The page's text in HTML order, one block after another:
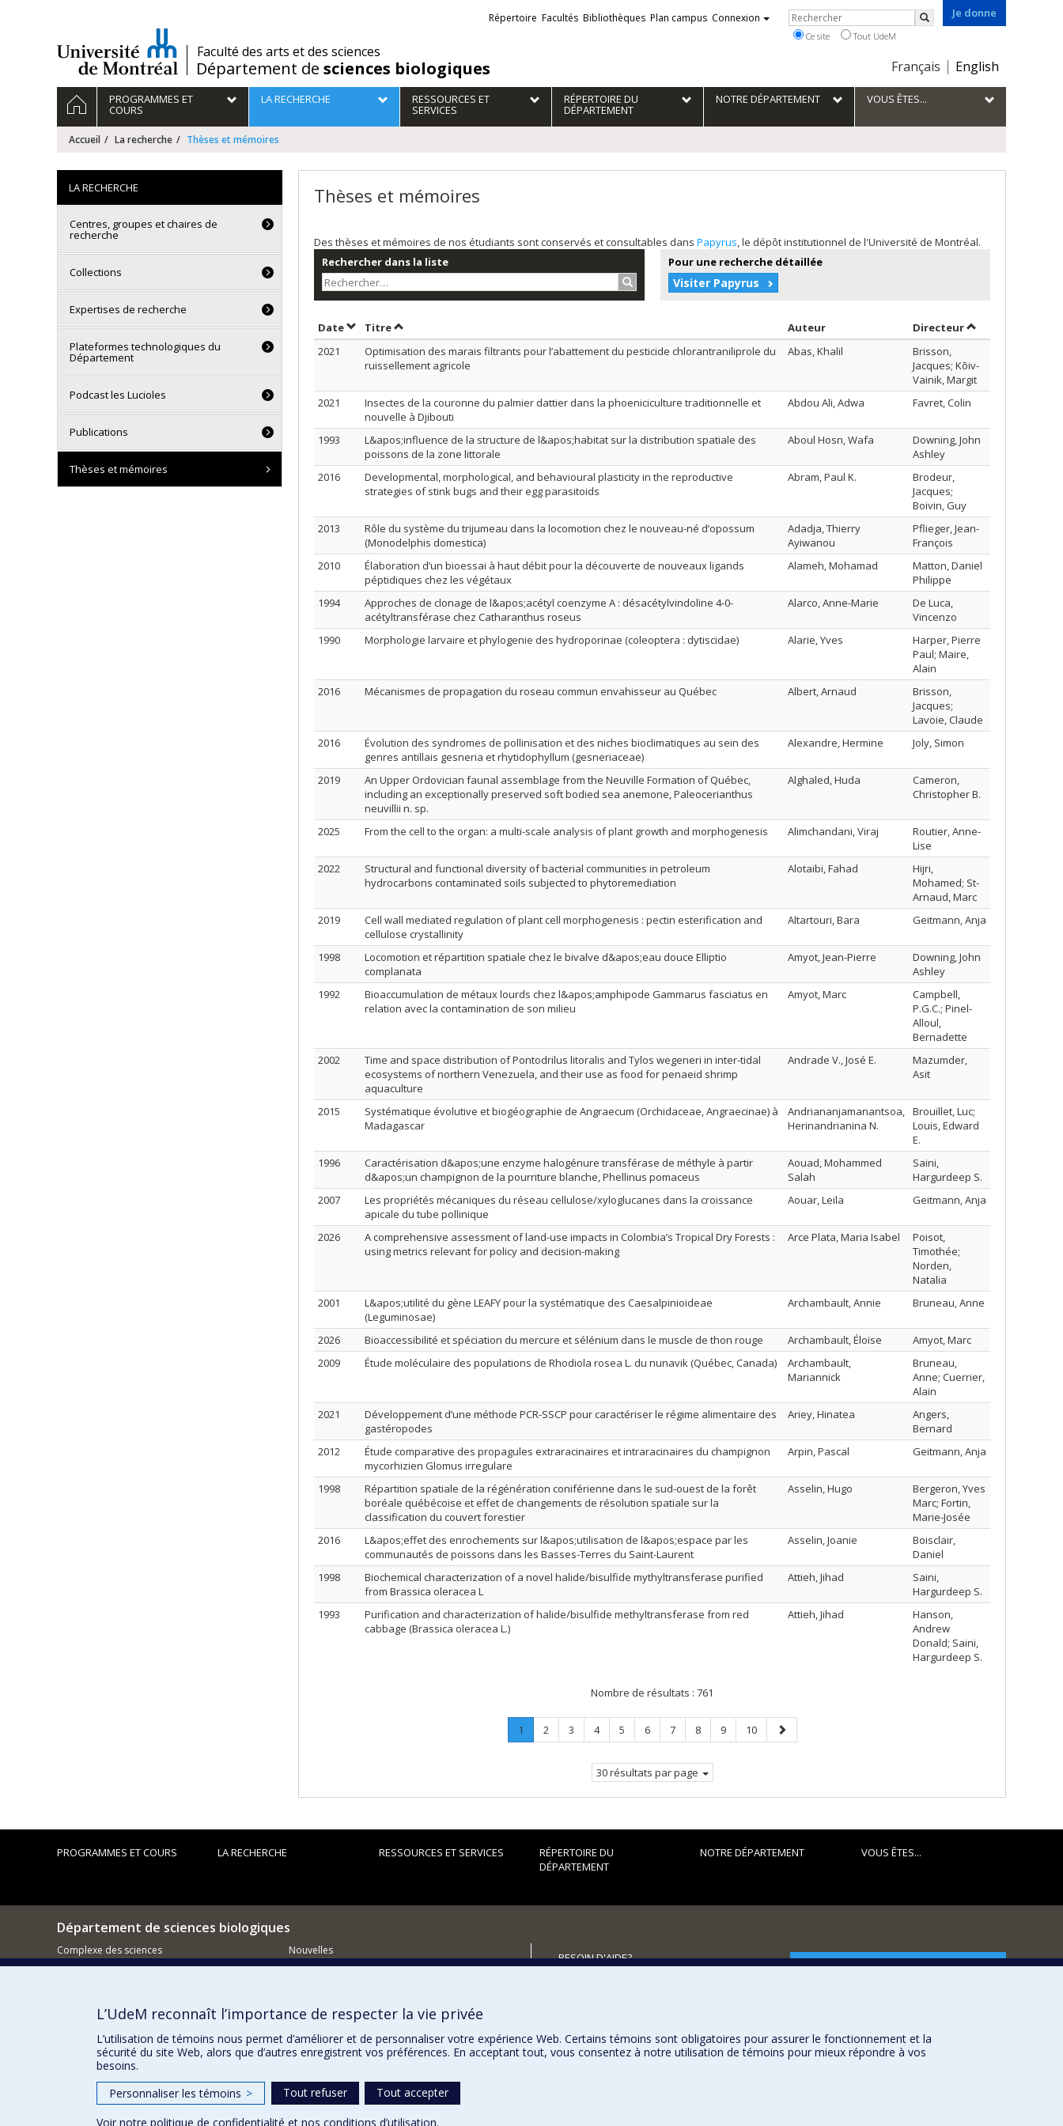
/Faculté des arts et des sciences
Département de sciences biologiques
Je donne
Choix
la
langue
Français English
Liens
externes
Répertoire Facultés Bibliothèques Plan campus Connexion Rechercher
Rechercher
Ce site Tout UdeM
Navigation
principale
ACCUEILPROGRAMMES ET
COURS
LA RECHERCHE RESSOURCES ET
SERVICES
RÉPERTOIRE DU
DÉPARTEMENT
NOTRE DÉPARTEMENT VOUS ÊTES...
Accueil La recherche Thèses et mémoires
Thèses et mémoires
Des thèses et mémoires de nos étudiants sont conservés et consultables dans Papyrus, le dépôt institutionnel de l'Université de Montréal.
Rechercher dans la liste
Rechercher…
Pour une recherche détaillée
Visiter Papyrus
DateTrier par date en ordre croissant
TitreTrier par titre en ordre croissant Auteur Trier par auteur en ordre croissant
Directeurpar contributeur
2021
Optimisation des marais filtrants pour l’abattement du pesticide chlorantraniliprole du
ruissellement agricole
Abas, Khalil
Brisson,
Jacques; Kõiv-
Vainik, Margit
2021
Insectes de la couronne du palmier dattier dans la phoeniciculture traditionnelle et
nouvelle à Djibouti
Abdou Ali, Adwa Favret, Colin
1993
L&apos;influence de la structure de l&apos;habitat sur la distribution spatiale des
poissons de la zone littorale
Aboul Hosn, Wafa
Downing, John
Ashley
2016
Developmental, morphological, and behavioural plasticity in the reproductive
strategies of stink bugs and their egg parasitoids
Abram, Paul K.
Brodeur,
Jacques;
Boivin, Guy
2013
Rôle du système du trijumeau dans la locomotion chez le nouveau-né d’opossum
(Monodelphis domestica)
Adadja, Thierry
Ayiwanou
Pflieger, Jean-
François
2010
Élaboration d’un bioessai à haut débit pour la découverte de nouveaux ligands
péptidiques chez les végétaux
Alameh, Mohamad
Matton, Daniel
Philippe
1994
Approches de clonage de l&apos;acétyl coenzyme A : désacétylvindoline 4-0-
acétyltransférase chez Catharanthus roseus
Alarco, Anne-Marie
De Luca,
Vincenzo
1990
Morphologie larvaire et phylogenie des hydroporinae (coleoptera : dytiscidae) Alarie, Yves
Harper, Pierre
Paul; Maire,
Alain
2016
Mécanismes de propagation du roseau commun envahisseur au Québec Albert, Arnaud
Brisson,
Jacques;
Lavoie, Claude
2016
Évolution des syndromes de pollinisation et des niches bioclimatiques au sein des
genres antillais gesneria et rhytidophyllum (gesneriaceae)
Alexandre, Hermine Joly, Simon
2019
An Upper Ordovician faunal assemblage from the Neuville Formation of Québec,
including an exceptionally preserved soft bodied sea anemone, Paleocerianthus
neuvillii n. sp.
Alghaled, Huda
Cameron,
Christopher B.
2025 From the cell to the organ: a multi-scale analysis of plant growth and morphogenesis Alimchandani, Viraj
Routier, Anne-
Lise
2022
Structural and functional diversity of bacterial communities in petroleum
hydrocarbons contaminated soils subjected to phytoremediation
Alotaibi, Fahad
Hijri,
Mohamed; St-
Arnaud, Marc
2019
Cell wall mediated regulation of plant cell morphogenesis : pectin esterification and
cellulose crystallinity
Altartouri, Bara Geitmann, Anja
1998
Locomotion et répartition spatiale chez le bivalve d&apos;eau douce Elliptio
complanata
Amyot, Jean-Pierre
Downing, John
Ashley
1992
Bioaccumulation de métaux lourds chez l&apos;amphipode Gammarus fasciatus en
relation avec la contamination de son milieu
Amyot, Marc
Campbell,
P.G.C.; Pinel-
Alloul,
Bernadette
2002
Time and space distribution of Pontodrilus litoralis and Tylos wegeneri in inter-tidal
ecosystems of northern Venezuela, and their use as food for penaeid shrimp
aquaculture
Andrade V., José E.
Mazumder,
Asit
2015
Systématique évolutive et biogéographie de Angraecum (Orchidaceae, Angraecinae) à
Madagascar
Andriananjamanantsoa,
Herinandrianina N.
Brouillet, Luc;
Louis, Edward
E.
1996
Caractérisation d&apos;une enzyme halogénure transférase de méthyle à partir
d&apos;un champignon de la pourriture blanche, Phellinus pomaceus
Aouad, Mohammed
Salah
Saini,
Hargurdeep S.
2007
Les propriétés mécaniques du réseau cellulose/xyloglucanes dans la croissance
apicale du tube pollinique
Aouar, Leila Geitmann, Anja
2026
A comprehensive assessment of land-use impacts in Colombia’s Tropical Dry Forests :
using metrics relevant for policy and decision-making
Arce Plata, Maria Isabel
Poisot,
Timothée;
Norden,
Natalia
2001
L&apos;utilité du gène LEAFY pour la systématique des Caesalpinioideae
(Leguminosae)
Archambault, Annie Bruneau, Anne
2026 Bioaccessibilité et spéciation du mercure et sélénium dans le muscle de thon rouge Archambault, Éloïse
Amyot, Marc
2009
Étude moléculaire des populations de Rhodiola rosea L. du nunavik (Québec, Canada)
Archambault,
Mariannick
Bruneau,
Anne; Cuerrier,
Alain
2021
Développement d’une méthode PCR-SSCP pour caractériser le régime alimentaire des
gastéropodes
Ariey, Hinatea
Angers,
Bernard
2012
Étude comparative des propagules extraracinaires et intraracinaires du champignon
mycorhizien Glomus irregulare
Arpin, Pascal Geitmann, Anja
1998
Répartition spatiale de la régénération coniférienne dans le sud-ouest de la forêt
boréale québécoise et effet de changements de résolution spatiale sur la
classification du couvert forestier
Asselin, Hugo
Bergeron, Yves
Marc; Fortin,
Marie-Josée
2016
L&apos;effet des enrochements sur l&apos;utilisation de l&apos;espace par les
communautés de poissons dans les Basses-Terres du Saint-Laurent
Asselin, Joanie
Boisclair,
Daniel
1998
Biochemical characterization of a novel halide/bisulfide mythyltransferase purified
from Brassica oleracea L
Attieh, Jihad
Saini,
Hargurdeep S.
1993
Purification and characterization of halide/bisulfide methyltransferase from red
cabbage (Brassica oleracea L.)
Attieh, Jihad
Hanson,
Andrew
Donald; Saini,
Hargurdeep S.
Nombre de résultats : 761
Page
1
Page
Page
2 Page
3 Page
4 Page
5 Page
6 Page
7 Page
8 Page
9 Page
10
Page
suivante
30 résultats par page
LA RECHERCHE
Centres, groupes et chaires de
recherche
Collections
Expertises de recherche
Plateformes technologiques du
Département
Podcast les Lucioles
Publications
Thèses et mémoires
PROGRAMMES ET COURS LA RECHERCHE RESSOURCES ET SERVICES
RÉPERTOIRE DU
DÉPARTEMENT
NOTRE DÉPARTEMENT VOUS ÊTES...
Département de sciences biologiques
Complexe des sciences
1375 Avenue Thérèse-Lavoie-Roux
514-343-6111 poste 14745
Nouvelles
BESOIN D'AIDE?
FACULTÉ DES ARTS ET DES SCIENCES
Nos programmes et cours
L’UdeM reconnaît l’importance de respecter la vie privée
L’utilisation de témoins nous permet d’améliorer et de personnaliser votre expérience Web. Certains témoins sont obligatoires pour assurer le fonctionnement et la
sécurité du site Web, alors que d’autres enregistrent vos préférences. En acceptant tout, vous consentez à notre utilisation de témoins pour mieux répondre à vos
besoins.
Personnaliser les témoins > Tout refuser
Tout accepter
Voir notre politique de confidentialité et nos conditions d’utilisation.